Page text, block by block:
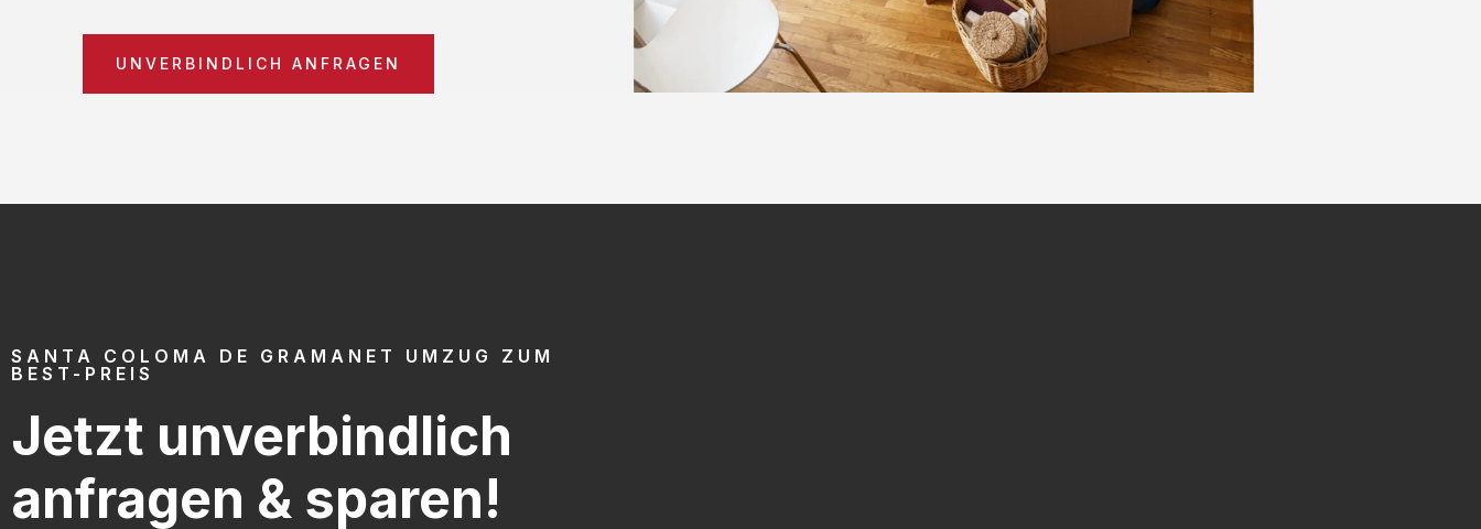
UNVERBINDLICH ANFRAGEN
SANTA COLOMA DE GRAMANET UMZUG ZUM
BEST-PREIS
Jetzt unverbindlich
anfragen & sparen!